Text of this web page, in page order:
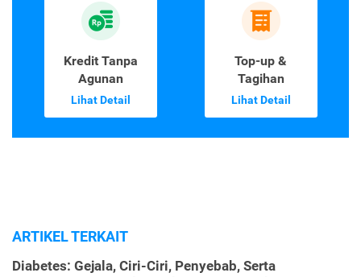
Kredit Tanpa
Agunan
Lihat Detail
Top-up &
Tagihan
Lihat Detail
ARTIKEL TERKAIT
Diabetes: Gejala, Ciri-Ciri, Penyebab, Serta